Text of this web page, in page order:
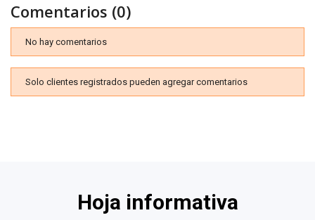
Comentarios (0)
No hay comentarios
Solo clientes registrados pueden agregar comentarios
Hoja informativa